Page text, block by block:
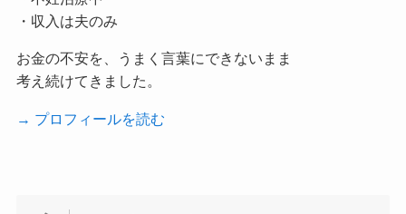
・収入は夫のみ
お金の不安を、うまく言葉にできないまま
考え続けてきました。
→ プロフィールを読む